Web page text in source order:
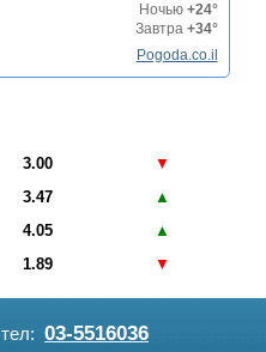
тел: 03-5516036
Ночью +24°
Завтра +34°
Pogoda.co.il
3.00
▼
3.47
▲
4.05
▲
1.89 ▼